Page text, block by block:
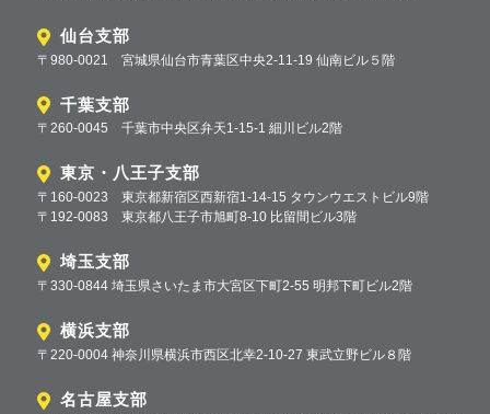
仙台支部
〒980-0021 宮城県仙台市青葉区中央2-11-19 仙南ビル５階
千葉支部
〒260-0045 千葉市中央区弁天1-15-1 細川ビル2階
東京・八王子支部
〒160-0023 東京都新宿区西新宿1-14-15 タウンウエストビル9階
〒192-0083 東京都八王子市旭町8-10 比留間ビル3階
埼玉支部
〒330-0844 埼玉県さいたま市大宮区下町2-55 明邦下町ビル2階
横浜支部
〒220-0004 神奈川県横浜市西区北幸2-10-27 東武立野ビル８階
名古屋支部